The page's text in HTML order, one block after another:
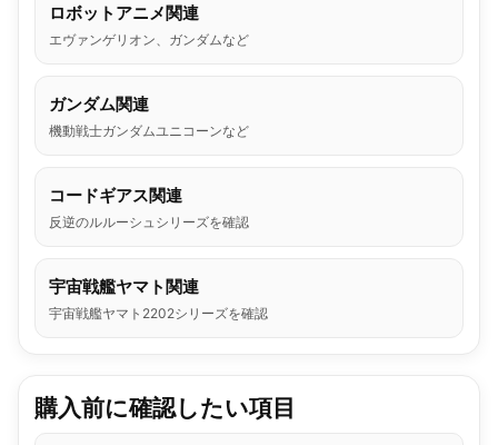
ロボットアニメ関連
エヴァンゲリオン、ガンダムなど
ガンダム関連
機動戦士ガンダムユニコーンなど
コードギアス関連
反逆のルルーシュシリーズを確認
宇宙戦艦ヤマト関連
宇宙戦艦ヤマト2202シリーズを確認
購入前に確認したい項目